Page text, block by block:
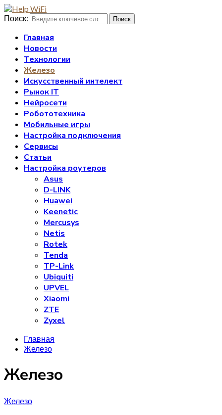
Поиск: Поиск
Главная
Новости
Технологии
Железо
Искусственный интелект
Рынок IT
Нейросети
Робототехника
Мобильные игры
Настройка подключения
Сервисы
Статьи
Настройка роутеров
Asus
D-LINK
Huawei
Keenetic
Mercusys
Netis
Rotek
Tenda
TP-Link
Ubiquiti
UPVEL
Xiaomi
ZTE
Zyxel
Главная
Железо
Железо
Железо